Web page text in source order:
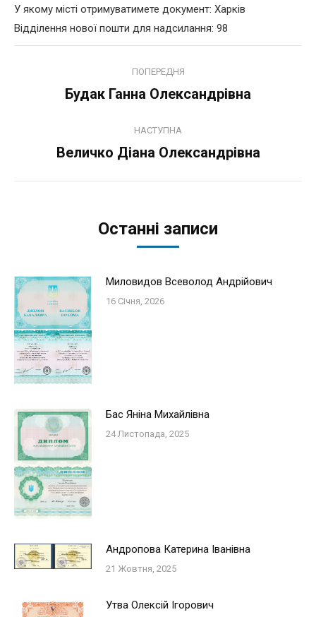
У якому місті отримуватимете документ: Харків
Відділення нової пошти для надсилання: 98
ПОПЕРЕДНЯ
Попередній
Будак Ганна Олександрівна
НАСТУПНА
Наступний
Величко Діана Олександрівна
Останні записи
Миловидов Всеволод Андрійович
16 Січня, 2026
Бас Яніна Михайлівна
24 Листопада, 2025
Андропова Катерина Iванiвна
21 Жовтня, 2025
Утва Олексій Ігорович